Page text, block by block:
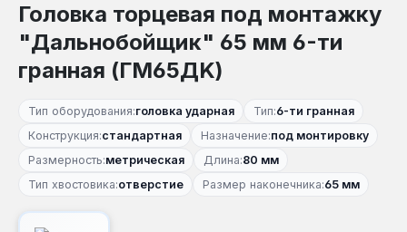
Головка торцевая под монтажку
"Дальнобойщик" 65 мм 6-ти
гранная (ГМ65ДK)
Тип оборудования:головка ударная Тип:6-ти гранная
Конструкция:стандартная Назначение:под монтировку
Размерность:метрическая Длина:80 мм
Тип хвостовика:отверстие Размер наконечника:65 мм